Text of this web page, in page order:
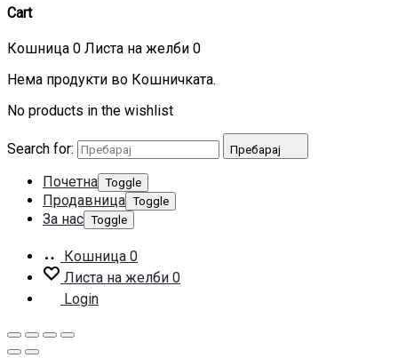
Cart
Кошница 0 Листа на желби 0
Нема продукти во Кошничката.
No products in the wishlist
Search for: Пребарај
Почетна Toggle
Продавница Toggle
За нас Toggle
Кошница 0
Листа на желби 0
Login